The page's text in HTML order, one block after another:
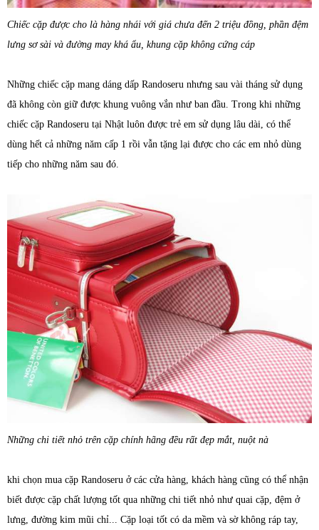
Chiếc cặp được cho là hàng nhái với giá chưa đến 2 triệu đồng, phần đệm
lưng sơ sài và đường may khá ẩu, khung cặp không cứng cáp
Những chiếc cặp mang dáng dấp Randoseru nhưng sau vài tháng sử dụng
đã không còn giữ được khung vuông vắn như ban đầu. Trong khi những
chiếc cặp Randoseru tại Nhật luôn được trẻ em sử dụng lâu dài, có thể
dùng hết cả những năm cấp 1 rồi vẫn tặng lại được cho các em nhỏ dùng
tiếp cho những năm sau đó.
Những chi tiết nhỏ trên cặp chính hãng đều rất đẹp mắt, nuột nà
khi chọn mua cặp Randoseru ở các cửa hàng, khách hàng cũng có thể nhận
biết được cặp chất lượng tốt qua những chi tiết nhỏ như quai cặp, đệm ở
lưng, đường kim mũi chỉ... Cặp loại tốt có da mềm và sờ không ráp tay,